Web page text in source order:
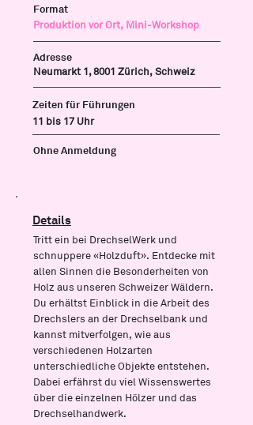
Format
Produktion vor Ort, Mini-Workshop
Adresse
Neumarkt 1, 8001 Zürich, Schweiz
Zeiten für Führungen
11 bis 17 Uhr
Ohne Anmeldung
Details
Tritt ein bei DrechselWerk und
schnuppere «Holzduft». Entdecke mit
allen Sinnen die Besonderheiten von
Holz aus unseren Schweizer Wäldern.
Du erhältst Einblick in die Arbeit des
Drechslers an der Drechselbank und
kannst mitverfolgen, wie aus
verschiedenen Holzarten
unterschiedliche Objekte entstehen.
Dabei erfährst du viel Wissenswertes
über die einzelnen Hölzer und das
Drechselhandwerk.